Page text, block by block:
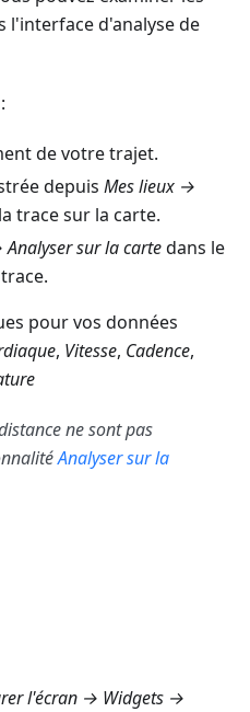
l'interface d'analyse de
de votre trajet.
depuis Mes lieux →
trace sur la carte.
sur la cartedans le
pour vos données
, Vitesse, Cadence,
ne sont pas
Analyser sur la
l'écran → Widgets →